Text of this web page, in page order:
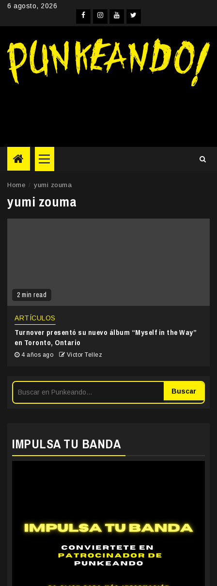
Skip6 agosto, 2026
Facebook
Instagram
YouTube
Twitter
Primary
Menu
Home yumi zouma
yumi zouma
2 min read
ARTÍCULOS
Turnover presentó su nuevo álbum “Myself in the Way”
en Toronto, Ontario
4 años ago Victor Tellez
Buscar
IMPULSA TU BANDA